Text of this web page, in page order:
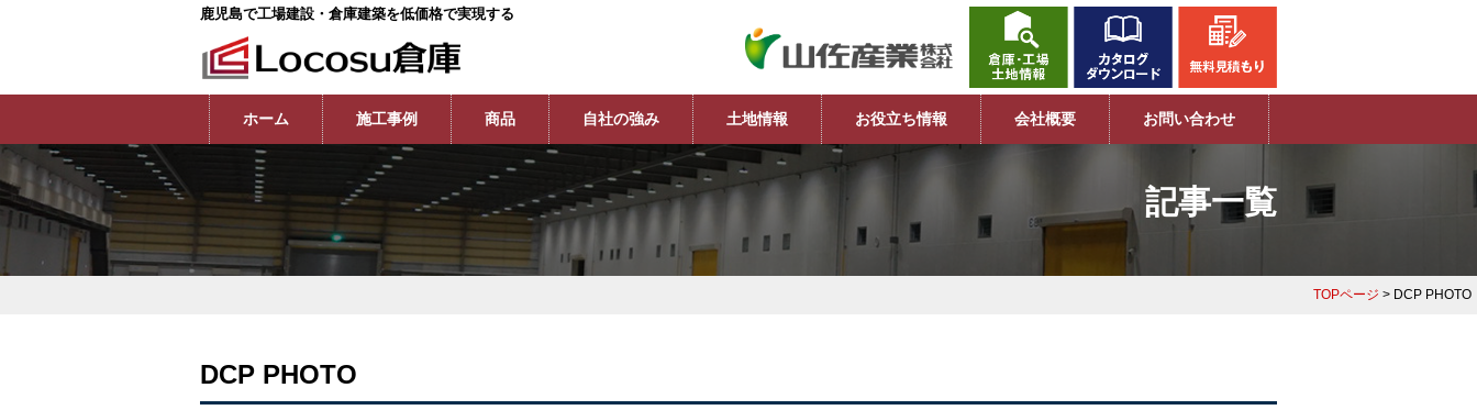
鹿児島で工場建設・倉庫建築を低価格で実現する
ホーム 施工事例 商品 自社の強み 土地情報 お役立ち情報 会社概要 お問い合わせ
記事一覧
TOPページ > DCP PHOTO
DCP PHOTO